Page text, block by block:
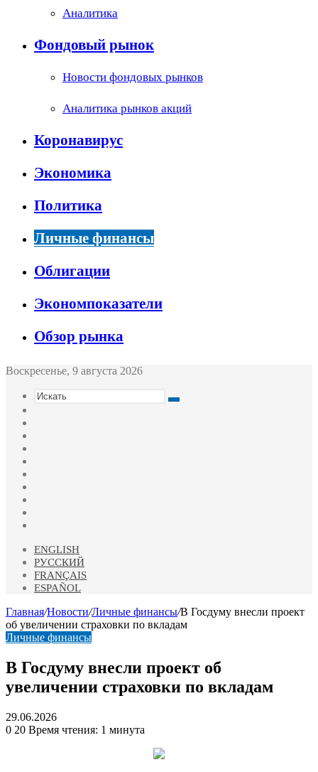
Аналитика
Фондовый рынок
Новости фондовых рынков
Аналитика рынков акций
Коронавирус
Экономика
Политика
Личные финансы
Облигации
Экономпоказатели
Обзор рынка
Воскресенье, 9 августа 2026
Искать
ENGLISH
РУССКИЙ
FRANÇAIS
ESPAÑOL
Главная/Новости/Личные финансы/В Госдуму внесли проект
об увеличении страховки по вкладам
Личные финансы
В Госдуму внесли проект об
увеличении страховки по вкладам
29.06.2026
0 20 Время чтения: 1 минута